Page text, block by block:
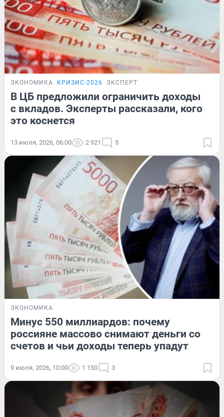
ЭКОНОМИКА КРИЗИС-2026 ЭКСПЕРТ
В ЦБ предложили ограничить доходы
с вкладов. Эксперты рассказали, кого
это коснется
13 июля, 2026, 06:00 2 921 5
ЭКОНОМИКА
Минус 550 миллиардов: почему
россияне массово снимают деньги со
счетов и чьи доходы теперь упадут
9 июля, 2026, 10:00 1 150 3